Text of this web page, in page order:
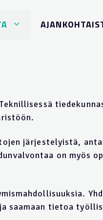
järj­est­el­yist­ä,
on myös
saa­maan tie­toa